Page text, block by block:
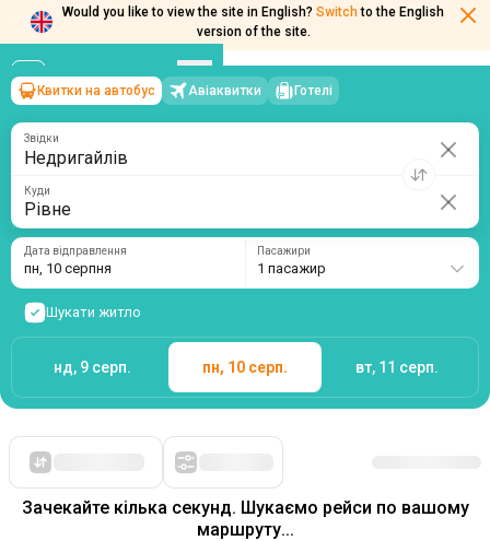
Would you like to view the site in English? Switch to the English
version of the site.
Недригайлів→Рівне
пн, 10 серпня/1 пасажир
Квитки на автобус Авіаквитки Готелі
Звідки
Куди
Дата відправлення
пн, 10 серпня
Пасажири
1 пасажир
Шукати житло
нд, 9 серп. пн, 10 серп. вт, 11 серп.
Зачекайте кілька секунд. Шукаємо рейси по вашому
маршруту...